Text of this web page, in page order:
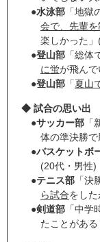
●水泳部 「地
会で、先輩
楽しかった
●登山部 「総体
に蛍が飛ん
●登山部 「夏山
◆ 試合の思い出
●サッカー部
体の準決勝
●バスケットボ
(20代・男性)
●テニス部 「決
ら試合をし
●剣道部 「中学
たことがあ